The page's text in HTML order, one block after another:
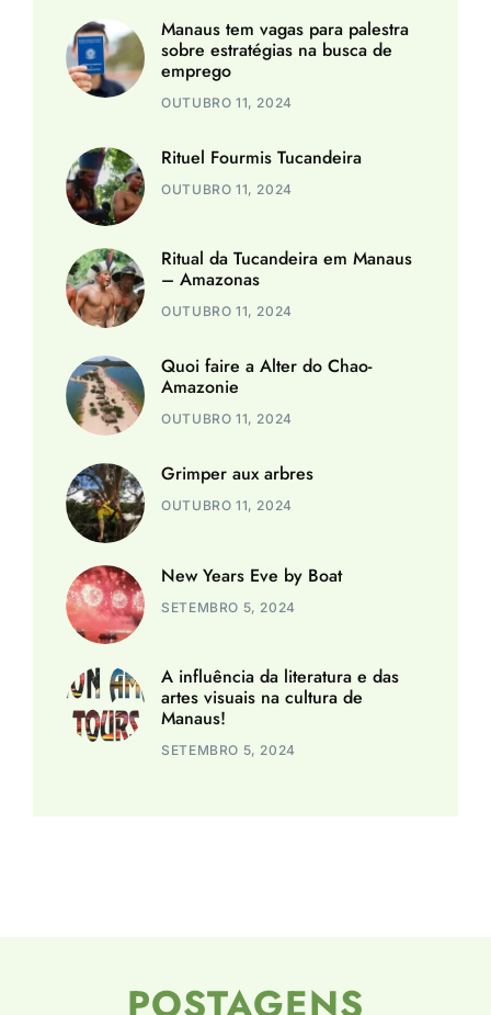
Manaus tem vagas para palestra
sobre estratégias na busca de
emprego
OUTUBRO 11, 2024
Rituel Fourmis Tucandeira
OUTUBRO 11, 2024
Ritual da Tucandeira em Manaus
– Amazonas
OUTUBRO 11, 2024
Quoi faire a Alter do Chao-
Amazonie
OUTUBRO 11, 2024
Grimper aux arbres
OUTUBRO 11, 2024
New Years Eve by Boat
SETEMBRO 5, 2024
A influência da literatura e das
artes visuais na cultura de
Manaus!
SETEMBRO 5, 2024
POSTAGENS